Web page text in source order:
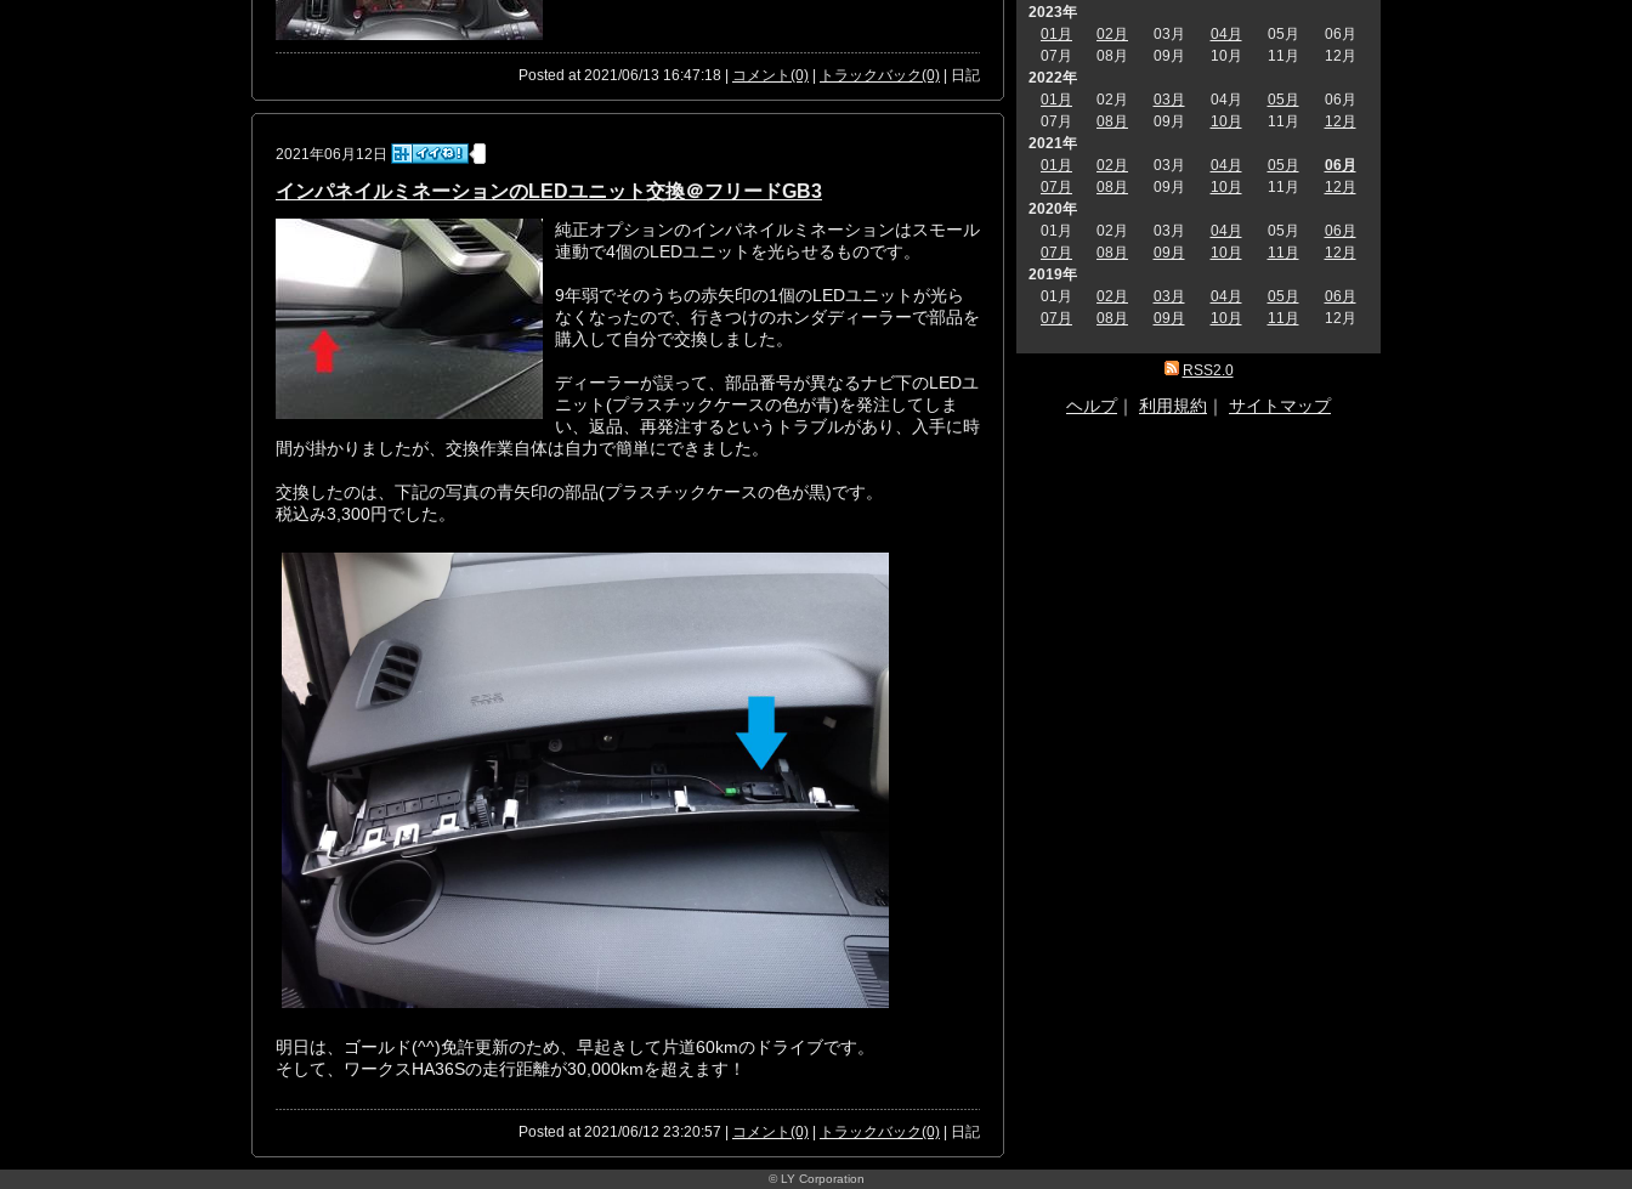
Posted at 2021/06/13 16:47:18 | コメント(0) | トラックバック(0) | 日記
2021年06月12日
インパネイルミネーションのLEDユニット交換＠フリードGB3
純正オプションのインパネイルミネーションはスモール
連動で4個のLEDユニットを光らせるものです。
9年弱でそのうちの赤矢印の1個のLEDユニットが光ら
なくなったので、行きつけのホンダディーラーで部品を
購入して自分で交換しました。
ディーラーが誤って、部品番号が異なるナビ下のLEDユ
ニット(プラスチックケースの色が青)を発注してしま
い、返品、再発注するというトラブルがあり、入手に時
間が掛かりましたが、交換作業自体は自力で簡単にできました。
交換したのは、下記の写真の青矢印の部品(プラスチックケースの色が黒)です。
税込み3,300円でした。
明日は、ゴールド(^^)免許更新のため、早起きして片道60kmのドライブです。
そして、ワークスHA36Sの走行距離が30,000kmを超えます！
Posted at 2021/06/12 23:20:57 | コメント(0) | トラックバック(0) | 日記
2023年
01月
02月 03月 04月 05月
06月
07月
08月 09月 10月 11月
12月
2022年
01月
02月 03月 04月 05月
06月
07月
08月 09月 10月 11月
12月
2021年
01月
02月 03月 04月 05月
06月
07月
08月 09月 10月 11月
12月
2020年
01月
02月 03月 04月 05月
06月
07月
08月 09月 10月 11月
12月
2019年
01月
02月 03月 04月 05月
06月
07月
08月 09月 10月 11月 12月
RSS2.0
ヘルプ｜ 利用規約 ｜ サイトマップ
© LY Corporation